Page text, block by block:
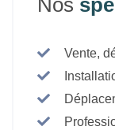
Nos
Vente,